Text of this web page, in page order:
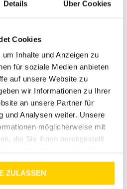
Details Über Cookies
Cookies
Inhalte und Anzeigen zu
für soziale Medien anbieten
auf unsere Website zu
wir Informationen zu Ihrer
an unsere Partner für
und Analysen weiter. Unsere
möglicherweise mit
die Sie ihnen bereitgestellt
ZULASSEN
STREET ONE STUDIO
€ 119, 99 99